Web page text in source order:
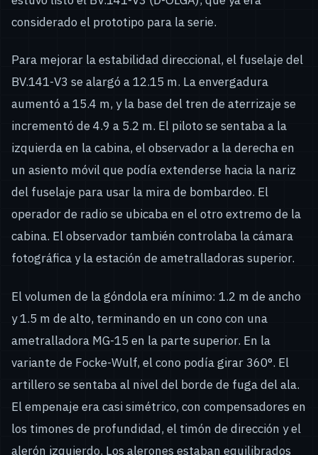
considerado el prototipo para la serie.
Para mejorar la estabilidad direccional, el fuselaje del
BV.141-V3 se alargó a 12.15 m. La envergadura
aumentó a 15.4 m, y la base del tren de aterrizaje se
incrementó de 4.9 a 5.2 m. El piloto se sentaba a la
izquierda en la cabina, el observador a la derecha en
un asiento móvil que podía extenderse hacia la nariz
del fuselaje para usar la mira de bombardeo. El
operador de radio se ubicaba en el otro extremo de la
cabina. El observador también controlaba la cámara
fotográfica y la estación de ametralladoras superior.
El volumen de la góndola era mínimo: 1.2 m de ancho
y 1.5 m de alto, terminando en un cono con una
ametralladora MG-15 en la parte superior. En la
variante de Focke-Wulf, el cono podía girar 360°. El
artillero se sentaba al nivel del borde de fuga del ala.
El empenaje era casi simétrico, con compensadores en
los timones de profundidad, el timón de dirección y el
alerón izquierdo. Los alerones estaban equilibrados